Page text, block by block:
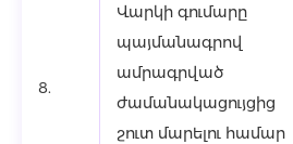
8.
Վարկի գումարը
պայմանագրով
ամրագրված
ժամանակացույցից
շուտ մարելու համար